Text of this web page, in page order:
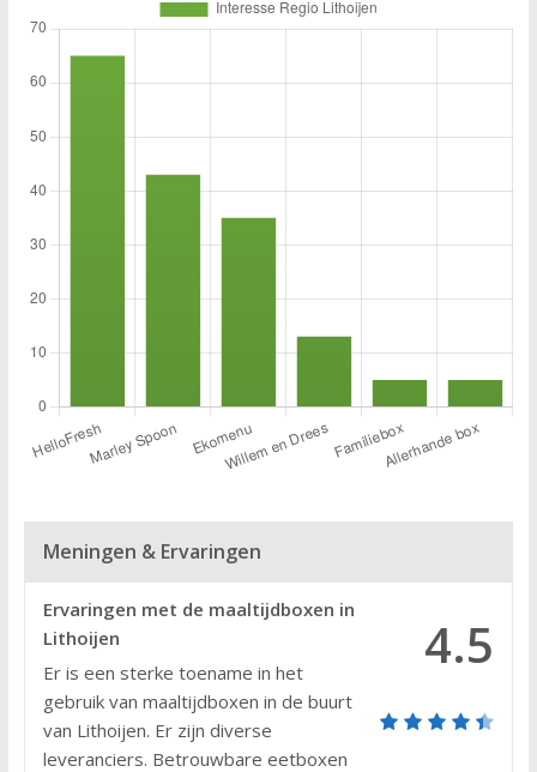
Meningen & Ervaringen
4.5
Ervaringen met de maaltijdboxen in
Lithoijen
Er is een sterke toename in het
gebruik van maaltijdboxen in de buurt
van Lithoijen. Er zijn diverse
leveranciers. Betrouwbare eetboxen